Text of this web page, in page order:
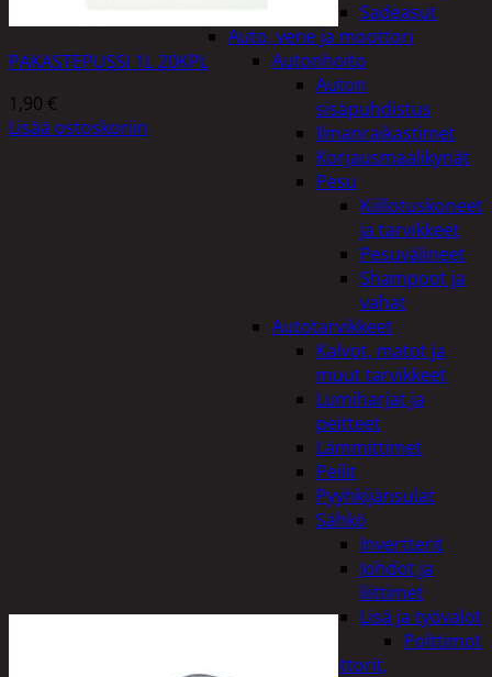
Sadeasut
Auto, vene ja moottori
Autonhoito
Auton
sisäpuhdistus
Ilmanraikastimet
Korjausmaalikynät
Pesu
Kiillotuskoneet
ja tarvikkeet
Pesuvälineet
Shampoot ja
vahat
Autotarvikkeet
Kalvot, matot ja
muut tarvikkeet
Lumiharjat ja
peitteet
Lämmittimet
Peilit
Pyyhkijänsulat
Sähkö
Invertterit
Johdot ja
liittimet
Lisä ja työvalot
Polttimot
Irtomoottorit,
PAKASTEPUSSI 1L 20KPL
1,90 €
Lisää ostoskoriin